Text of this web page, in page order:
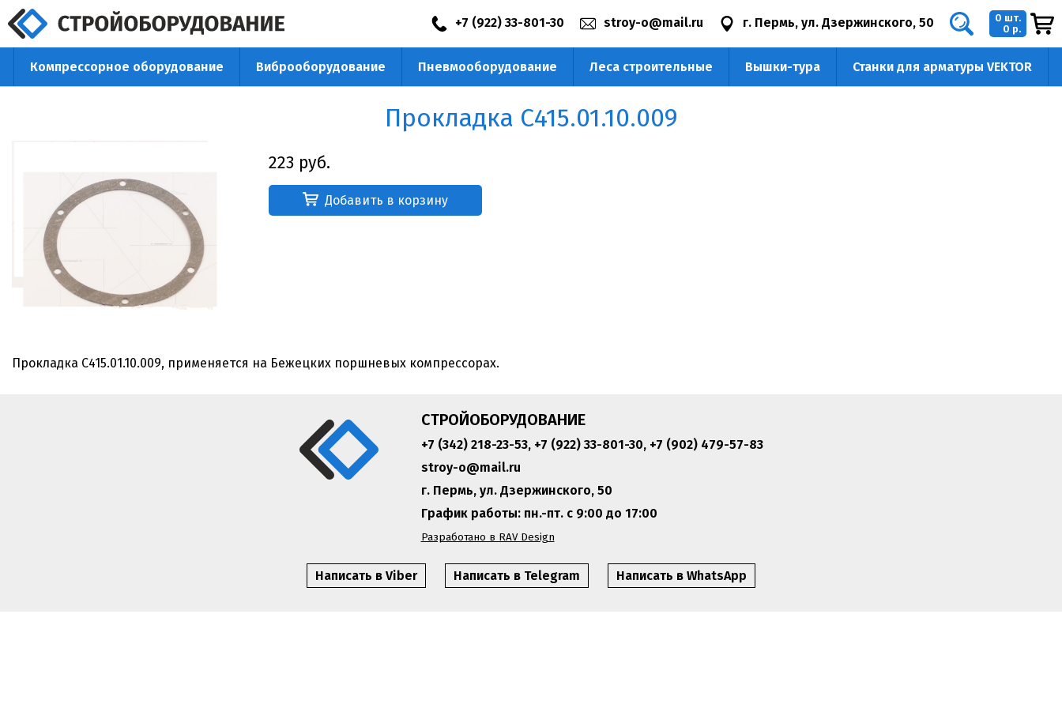
0 шт.
0 р.
г. Пермь, ул. Дзержинского, 50
stroy-o@mail.ru
+7 (922) 33-801-30
+7 (342) 218-23-53
Компрессорное оборудование Виброоборудование Пневмооборудование Леса строительные Вышки-тура Станки для арматуры VEKTOR
Прокладка С415.01.10.009
223 руб.
Добавить в корзину
Прокладка С415.01.10.009, применяется на Бежецких поршневых компрессорах.
СТРОЙОБОРУДОВАНИЕ
+7 (342) 218-23-53, +7 (922) 33-801-30, +7 (902) 479-57-83
stroy-o@mail.ru
г. Пермь, ул. Дзержинского, 50
График работы: пн.-пт. с 9:00 до 17:00
Разработано в RAV Design
Написать в Viber Написать в Telegram Написать в WhatsApp